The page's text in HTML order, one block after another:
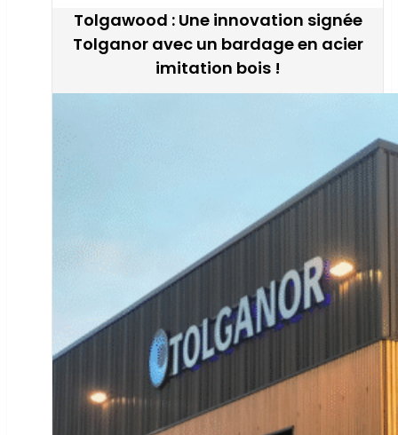
Tolgawood : Une innovation signée
Tolganor avec un bardage en acier
imitation bois !